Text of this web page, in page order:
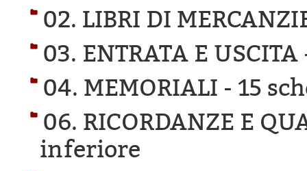
02. LIBRI DI
03. ENTRATA E
04. MEMORIALI - 15
06. RICORDANZE E
inferiore